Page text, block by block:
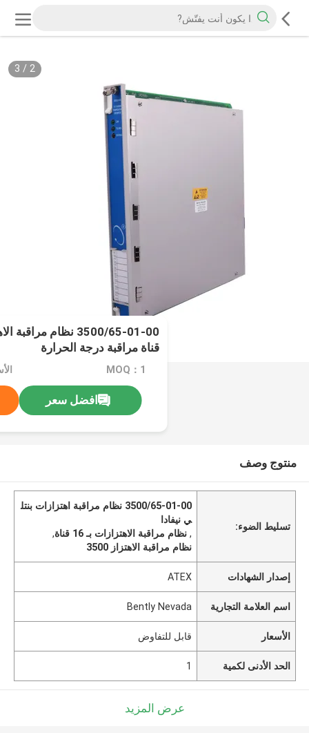
2
/
3
قناة مراقبة درجة الحرارة
MOQ：1
افضل سعر
منتوج وصف
تسليط الضوء:
3500/65-01-00 نظام مراقبة اهتزازات بنتل
ي نيفادا
,نظام مراقبة الاهتزازات بـ 16 قناة
,
نظام مراقبة الاهتزاز 3500
إصدار الشهادات ATEX
اسم العلامة التجارية Bently Nevada
الأسعار قابل للتفاوض
الحد الأدنى لكمية 1
عرض المزيد